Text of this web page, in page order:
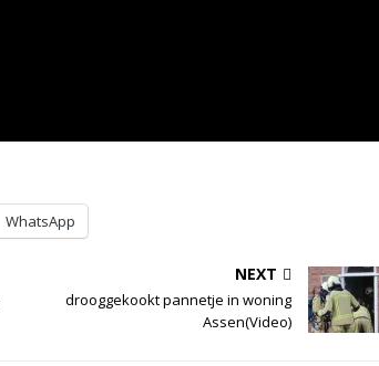
WhatsApp
NEXT
drooggekookt pannetje in woning
Assen(Video)